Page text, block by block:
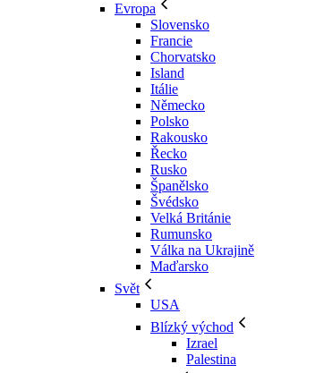
Evropa
Slovensko
Francie
Chorvatsko
Island
Itálie
Německo
Polsko
Rakousko
Řecko
Rusko
Španělsko
Švédsko
Velká Británie
Rumunsko
Válka na Ukrajině
Maďarsko
Svět
USA
Blízký východ
Izrael
Palestina